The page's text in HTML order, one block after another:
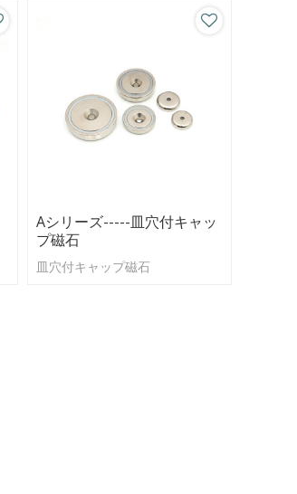
Aシリーズ-----皿穴付キャッ
プ磁石
皿穴付キャップ磁石